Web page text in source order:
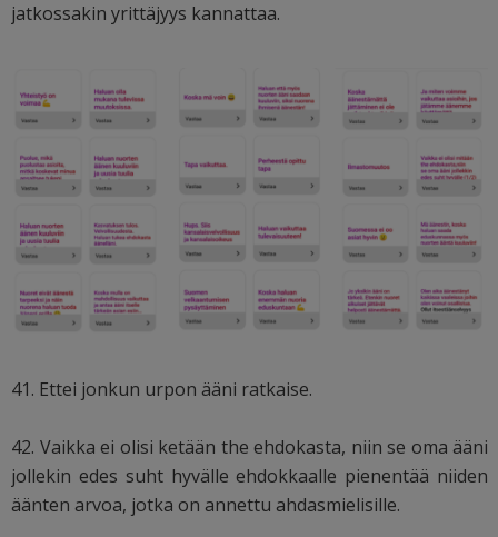
jatkossakin yrittäjyys kannattaa.
41. Ettei jonkun urpon ääni ratkaise.
42. Vaikka ei olisi ketään the ehdokasta, niin se oma ääni
jollekin edes suht hyvälle ehdokkaalle pienentää niiden
äänten arvoa, jotka on annettu ahdasmielisille.